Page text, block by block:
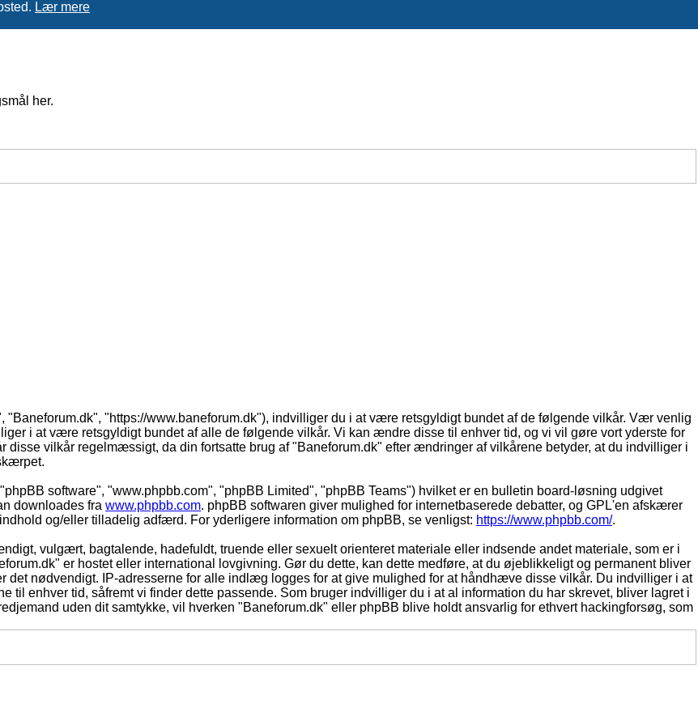
Lær mere
her.
"https://www.baneforum.dk"), indvilliger du i at være retsgyldigt bundet af de følgende vilkår. Vær venlig
i at være retsgyldigt bundet af alle de følgende vilkår. Vi kan ændre disse til enhver tid, og vi vil gøre vort yderste for
vilkår regelmæssigt, da din fortsatte brug af "Baneforum.dk" efter ændringer af vilkårene betyder, at du indvilliger i
software", "www.phpbb.com", "phpBB Limited", "phpBB Teams") hvilket er en bulletin board-løsning udgivet
downloades fra www.phpbb.com. phpBB softwaren giver mulighed for internetbaserede debatter, og GPL'en afskærer
og/eller tilladelig adfærd. For yderligere information om phpBB, se venligst: https://www.phpbb.com/.
vulgært, bagtalende, hadefuldt, truende eller sexuelt orienteret materiale eller indsende andet materiale, som er i
er hostet eller international lovgivning. Gør du dette, kan dette medføre, at du øjeblikkeligt og permanent bliver
det nødvendigt. IP-adresserne for alle indlæg logges for at give mulighed for at håndhæve disse vilkår. Du indvilliger i at
til enhver tid, såfremt vi finder dette passende. Som bruger indvilliger du i at al information du har skrevet, bliver lagret i
uden dit samtykke, vil hverken "Baneforum.dk" eller phpBB blive holdt ansvarlig for ethvert hackingforsøg, som